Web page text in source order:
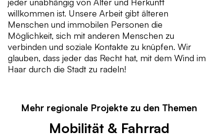
willkommen ist. Unsere Arbeit gibt älteren
Menschen und immobilen Personen die
Möglichkeit, sich mit anderen Menschen zu
verbinden und soziale Kontakte zu knüpfen. Wir
glauben, dass jeder das Recht hat, mit dem Wind im
Haar durch die Stadt zu radeln!
Mehr regionale Projekte zu den Themen
Mobilität & Fahrrad